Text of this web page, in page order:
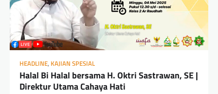
HEADLINE, KAJIAN SPESIAL
Halal Bi Halal bersama H. Oktri Sastrawan, SE |
Direktur Utama Cahaya Hati